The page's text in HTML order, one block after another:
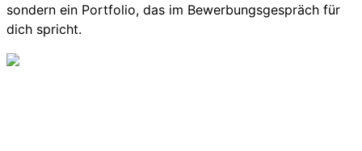
sondern ein Portfolio, das im Bewerbungsgespräch für
dich spricht.